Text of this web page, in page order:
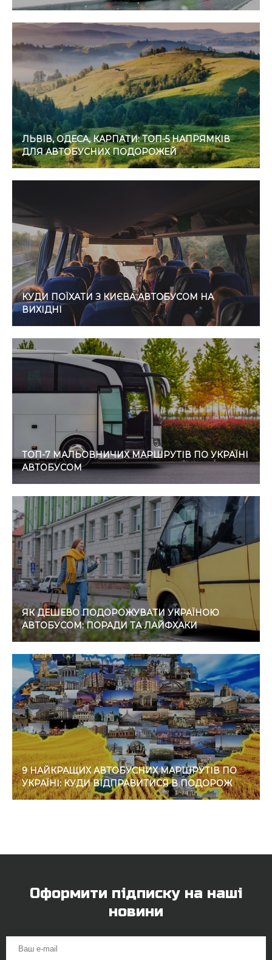
ЛЬВІВ, ОДЕСА, КАРПАТИ: ТОП-5 НАПРЯМКІВ
ДЛЯ АВТОБУСНИХ ПОДОРОЖЕЙ
КУДИ ПОЇХАТИ З КИЄВА АВТОБУСОМ НА
ВИХІДНІ
ТОП-7 МАЛЬОВНИЧИХ МАРШРУТІВ ПО УКРАЇНІ
АВТОБУСОМ
ЯК ДЕШЕВО ПОДОРОЖУВАТИ УКРАЇНОЮ
АВТОБУСОМ: ПОРАДИ ТА ЛАЙФХАКИ
9 НАЙКРАЩИХ АВТОБУСНИХ МАРШРУТІВ ПО
УКРАЇНІ: КУДИ ВІДПРАВИТИСЯ В ПОДОРОЖ
Оформити підписку на наші
новини